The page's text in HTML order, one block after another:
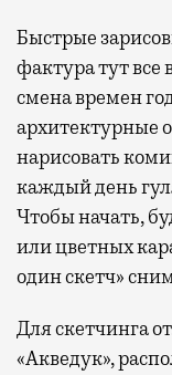
Быстрые
фактура тут все
смена времен
архитектурные
нарисовать
каждый день
Чтобы начать,
или цветных
один скетч»
Для скетчинга
«Акведук»,